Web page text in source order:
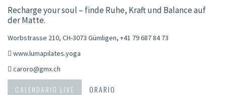
Recharge your soul – finde Ruhe, Kraft und Balance auf
der Matte.
Worbstrasse 210, CH-3073 Gümligen, +41 79 687 84 73
www.lumapilates.yoga
caroro@gmx.ch
CALENDARIO LIVE
ORARIO